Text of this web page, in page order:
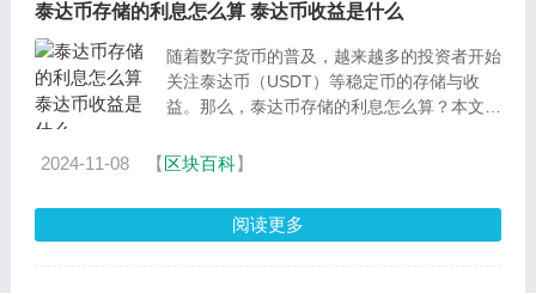
泰达币存储的利息怎么算 泰达币收益是什么
随着数字货币的普及，越来越多的投资者开始
关注泰达币（USDT）等稳定币的存储与收
益。那么，泰达币存储的利息怎么算？本文将
的计算方式及其重
2024-11-08 【区块百科】
阅读更多